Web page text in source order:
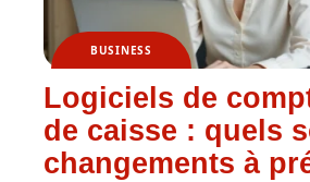
BUSINESS
Logiciels de
de caisse : quels
changements à